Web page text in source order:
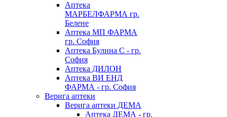
Аптека
МАРБЕЛФАРМА гр.
Белене
Аптека МП ФАРМА
гр. София
Аптека Булина С - гр.
София
Аптека ДИЛОН
Аптека ВИ ЕНД
ФАРМА - гр. София
Верига аптеки
Верига аптеки ДЕМА
Аптека ДЕМА - гр.